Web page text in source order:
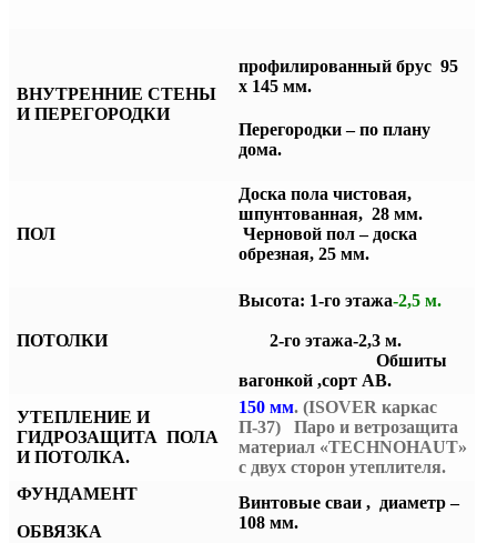
ВНУТРЕННИЕ СТЕНЫ
И ПЕРЕГОРОДКИ
профилированный брус 95
х 145 мм.
Перегородки – по плану
дома.
ПОЛ
Доска пола чистовая,
шпунтованная, 28 мм.
Черновой пол – доска
обрезная, 25 мм.
ПОТОЛКИ
Высота: 1-го этажа-2,5 м.
2-го этажа-2,3 м.
Обшиты
вагонкой ,сорт АВ.
УТЕПЛЕНИЕ И
ГИДРОЗАЩИТА ПОЛА
И ПОТОЛКА.
150 мм. (ISOVER каркас
П-37) Паро и ветрозащита
материал «TECHNOHAUT»
с двух сторон утеплителя.
ФУНДАМЕНТ
ОБВЯЗКА
Винтовые сваи , диаметр –
108 мм.